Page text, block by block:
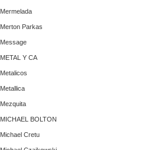
Mermelada
Merton Parkas
Message
METAL Y CA
Metalicos
Metallica
Mezquita
MICHAEL BOLTON
Michael Cretu